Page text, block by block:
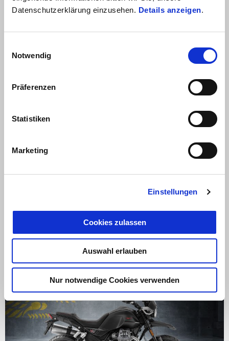
Datenschutzerklärung einzusehen. Details anzeigen.
Notwendig
Präferenzen
Statistiken
Marketing
Einstellungen
Cookies zulassen
Auswahl erlauben
Nur notwendige Cookies verwenden
Moto Guzzi V85 TT Travel Jubiläumspreis